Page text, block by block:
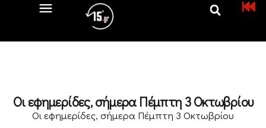
Οι εφημερίδες, σήμερα Πέμπτη 3 Οκτωβρίου
Οι εφημερίδες, σήμερα Πέμπτη 3 Οκτωβρίου